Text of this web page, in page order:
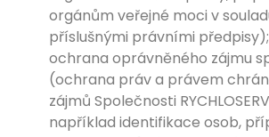
orgánům veřejné moci v
příslušnými právními předpisy);
ochrana oprávněného zájmu
(ochrana práv a právem
zájmů Společnosti
například identifikace osob,